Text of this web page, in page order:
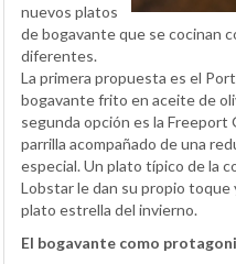
nuevos platos
de bogavante que se cocinan
diferentes.
La primera propuesta es el
bogavante frito en aceite de
segunda opción es la Freeport
parrilla acompañado de una
especial. Un plato típico de la
Lobstar le dan su propio
plato estrella del invierno.
El bogavante como